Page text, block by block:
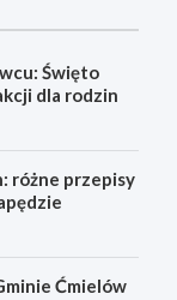
Święto
dla rodzin
różne przepisy
Ćmielów